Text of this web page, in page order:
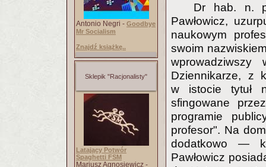
Antonio Negri - Goodbye
Mr Socialism
Znajdź książkę..
Sklepik "Racjonalisty"
Latający Potwór
Spaghetti FSM
Mariusz Agnosiewicz -
Dr hab. n.
Pawłowicz,
naukowym
swoim
Dziennikarze, z
w istocie tytuł
sfingowane
programie
profesor". Na
dodatkowo —
Pawłowicz